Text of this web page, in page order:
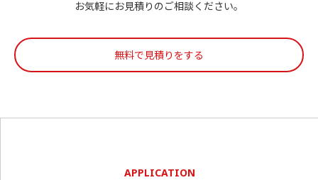
お気軽にお見積りのご相談ください。
無料で見積りをする
APPLICATION